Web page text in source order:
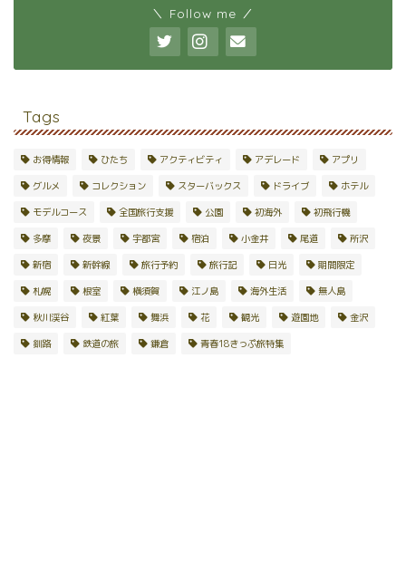
＼ Follow me ／
Tags
お得情報 ひたち アクティビティ アデレード アプリ
グルメ コレクション スターバックス ドライブ ホテル
モデルコース 全国旅行支援 公園 初海外 初飛行機
多摩 夜景 宇都宮 宿泊 小金井 尾道 所沢
新宿 新幹線 旅行予約 旅行記 日光 期間限定
札幌 根室 横須賀 江ノ島 海外生活 無人島
秋川渓谷 紅葉 舞浜 花 観光 遊園地 金沢
釧路 鉄道の旅 鎌倉 青春18きっぷ旅特集